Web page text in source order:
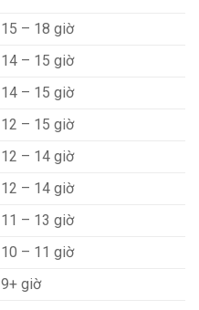
15 – 18 giờ
14 – 15 giờ
14 – 15 giờ
12 – 15 giờ
12 – 14 giờ
12 – 14 giờ
11 – 13 giờ
10 – 11 giờ
9+ giờ